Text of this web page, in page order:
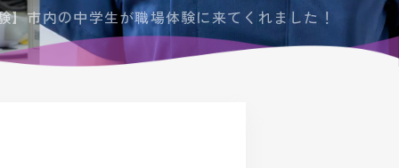
】市内の中学生が職場体験に来てくれました！